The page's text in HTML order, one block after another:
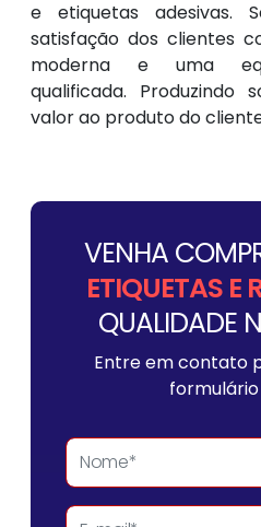
e etiquetas adesivas.
satisfação dos clientes
moderna e uma
qualificada. Produzindo
valor ao produto do
VENHA
ETIQUETAS E
QUALIDADE
Entre em contato